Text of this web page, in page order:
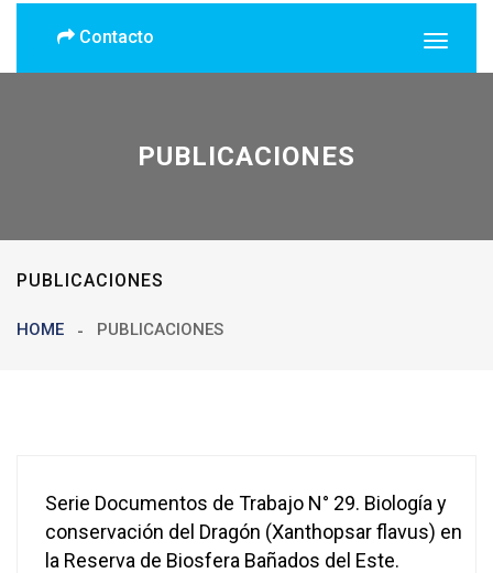
Contacto
PUBLICACIONES
PUBLICACIONES
HOME PUBLICACIONES
Serie Documentos de Trabajo N° 29. Biología y
conservación del Dragón (Xanthopsar flavus) en
la Reserva de Biosfera Bañados del Este.